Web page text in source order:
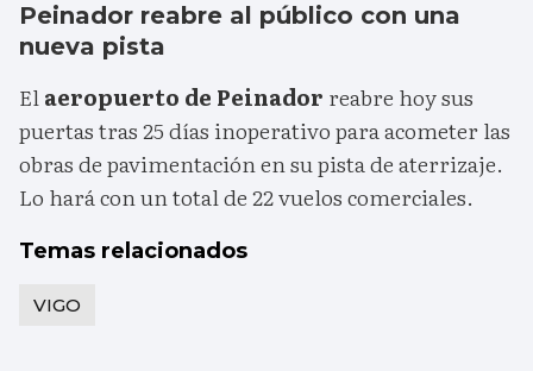
Peinador reabre al público con una
nueva pista
Elaeropuerto de Peinador reabre hoy sus
puertas tras 25 días inoperativo para acometer las
obras de pavimentación en su pista de aterrizaje.
Lo hará con un total de 22 vuelos comerciales.
Temas relacionados
VIGO